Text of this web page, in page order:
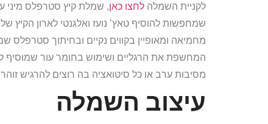
לקניית השמלה לחצו כאן, שמלת קיץ סטרפלס מיני
שמחפשות להוסיף טאץ’ נועז ואלגנטי לארון הקיץ
מחמיאה ומאופיין בקווים נקיים ובחיתוך סטרפלס
המחשפת את הרגליים ושימוש בחומר עור שמוסיף
מסיבות ערב או כל סיטואציה בה רוצים להרגיש
עיצוב השמלה